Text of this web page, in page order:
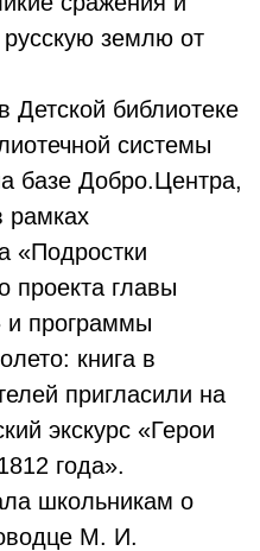
землю от
Детской библиотеке
системы
базе Добро.Центра,
рамках
«Подростки
проекта главы
и программы
книга в
пригласили на
экскурс «Герои
года».
школьникам о
М. И.